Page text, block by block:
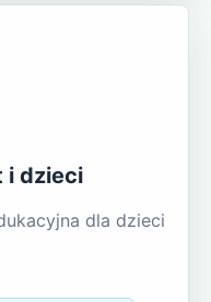
i dzieci
dla dzieci